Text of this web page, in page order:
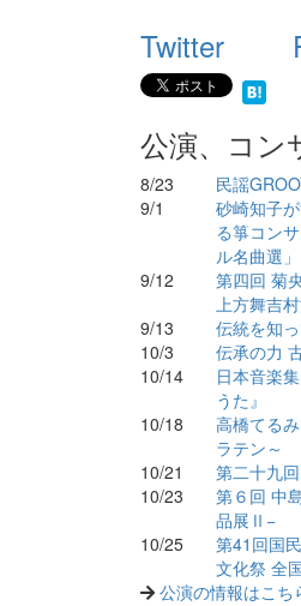
Twitter
公演、コン
8/23
民謡
9/1
砂崎知子
る箏コン
ル名曲選」
9/12
第四回 菊
上方舞吉
9/13
伝統を知
10/3
伝承の力
10/14
日本音楽
うた』
10/18
高橋てる
ラテン～
10/21
第二十九
10/23
第６回 中
品展Ⅱ−
10/25
第41回国
文化祭 全
公演の情報はこち